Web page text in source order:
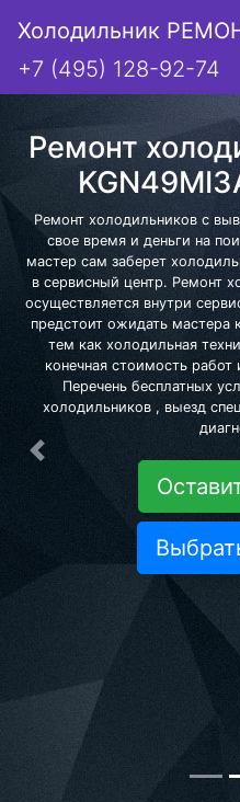
Холодильник
+7 (495) 128-92-74
Ремонт
Ремонт холодильников с
свое время и деньги на
мастер сам заберет
в сервисный центр. Ремонт
осуществляется внутри
предстоит ожидать мастера
тем как холодильная
конечная стоимость
Перечень бесплатных
холодильников , выезд
Предыдущая